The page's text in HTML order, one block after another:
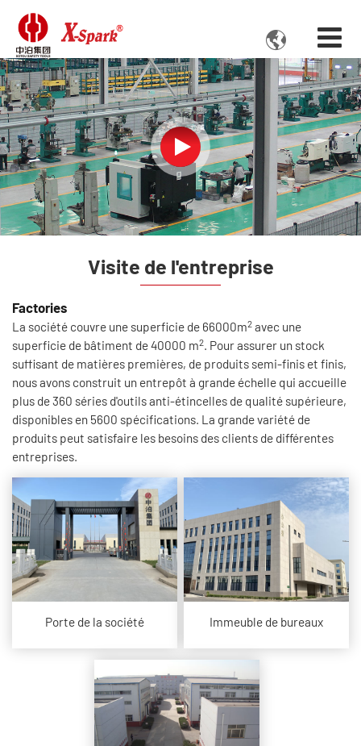

Visite de l'entreprise
Factories
La société couvre une superficie de 66000m2 avec une
superficie de bâtiment de 40000 m2. Pour assurer un stock
suffisant de matières premières, de produits semi-finis et finis,
nous avons construit un entrepôt à grande échelle qui accueille
plus de 360 ​​séries d'outils anti-étincelles de qualité supérieure,
disponibles en 5600 spécifications. La grande variété de
produits peut satisfaire les besoins des clients de différentes
entreprises.
Porte de la société Immeuble de bureaux